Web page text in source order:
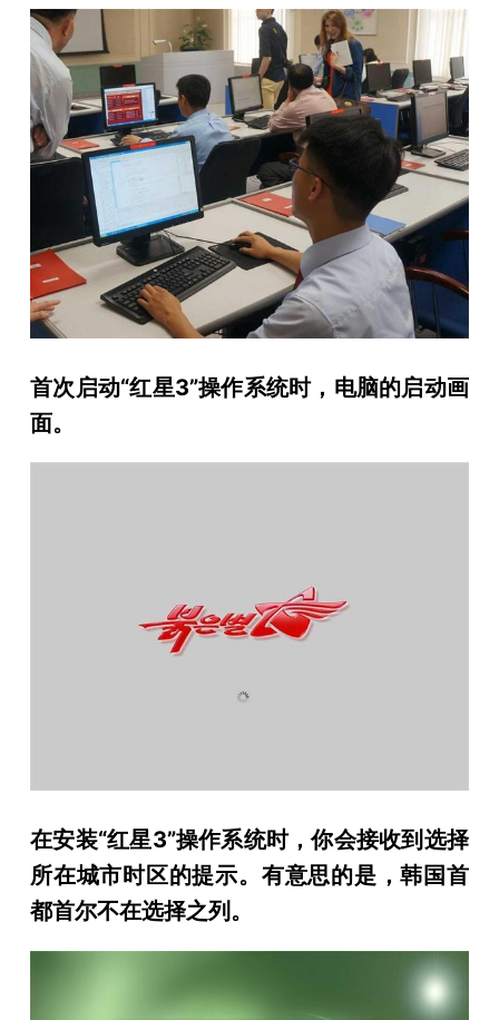
首次启动“红星3”操作系统时，电脑的启动画
面。
在安装“红星3”操作系统时，你会接收到选择
所在城市时区的提示。有意思的是，韩国首
都首尔不在选择之列。